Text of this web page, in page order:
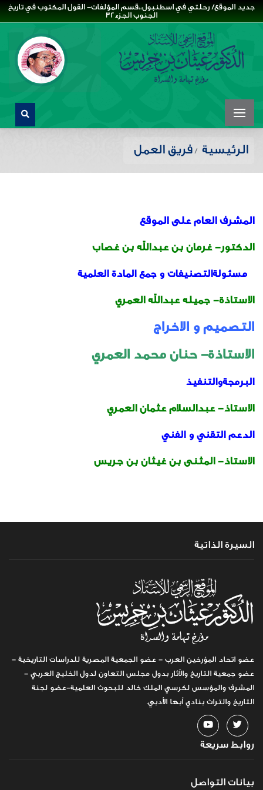
جديد الموقع/ رحلتي في اسطنبول،،قسم المؤلفات- القول المكتوب في تاريخ
الجنوب الجزء32
الرئيسية فريق العمل
المشرف العام على الموقع
الدكتور- غرمان بن عبدالله بن غصاب
مسئولةالتصنيفات و جمع المادة العلمية
الاستاذة- جميله عبدالله العمري
التصميم و الاخراج
الاستاذة- حنان محمد العمري
البرمجةوالتنفيذ
الاستاذ- عبدالسلام عثمان العمري
الدعم التقني و الفني
الاستاذ- المثنى بن غيثان بن جريس
السيرة الذاتية
عضو اتحاد المؤرخين العرب - عضو الجمعية المصرية للدراسات التاريخية -
عضو جمعية التاريخ والآثار بدول مجلس التعاون لدول الخليج العربي -
المشرف والمؤسس لكرسي الملك خالد للبحوث العلمية-عضو لجنة
التاريخ والتراث بنادي أبها الأدبي.
روابط سريعة
بيانات التواصل